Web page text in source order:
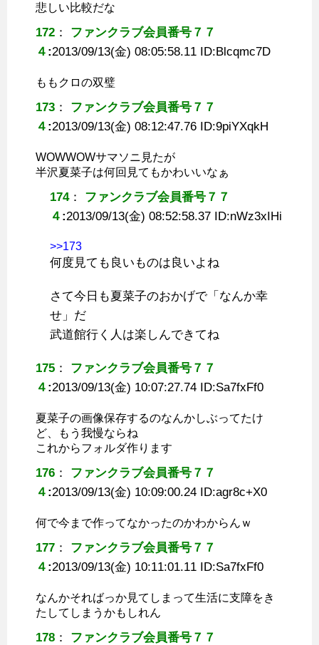
悲しい比較だな
172 ： ファンクラブ会員番号７７
４ :2013/09/13(金) 08:05:58.11 ID:Blcqmc7D
ももクロの双璧
173 ： ファンクラブ会員番号７７
４ :2013/09/13(金) 08:12:47.76 ID:9piYXqkH
WOWWOWサマソニ見たが
半沢夏菜子は何回見てもかわいいなぁ
174： ファンクラブ会員番号７７
４ :2013/09/13(金) 08:52:58.37 ID:nWz3xIHi
>>173
何度見ても良いものは良いよね
さて今日も夏菜子のおかげで「なんか幸
せ」だ
武道館行く人は楽しんできてね
175 ： ファンクラブ会員番号７７
４ :2013/09/13(金) 10:07:27.74 ID:Sa7fxFf0
夏菜子の画像保存するのなんかしぶってたけ
ど、もう我慢ならね
これからフォルダ作ります
176 ： ファンクラブ会員番号７７
４ :2013/09/13(金) 10:09:00.24 ID:agr8c+X0
何で今まで作ってなかったのかわからんｗ
177 ： ファンクラブ会員番号７７
４ :2013/09/13(金) 10:11:01.11 ID:Sa7fxFf0
なんかそればっか見てしまって生活に支障をき
たしてしまうかもしれん
178 ： ファンクラブ会員番号７７